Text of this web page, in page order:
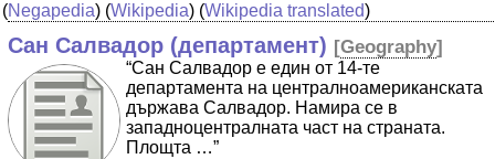
(Negapedia) (Wikipedia) (Wikipedia translated)
Сан Салвадор (департамент) [Geography]
“Сан Салвадор е един от 14-те
департамента на централноамериканската
държава Салвадор. Намира се в
западноцентралната част на страната.
Площта …”